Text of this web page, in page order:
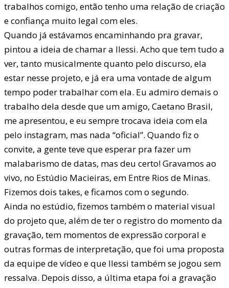
trabalhos comigo, então tenho uma relação de criação
e confiança muito legal com eles.
Quando já estávamos encaminhando pra gravar,
pintou a ideia de chamar a Ilessi. Acho que tem tudo a
ver, tanto musicalmente quanto pelo discurso, ela
estar nesse projeto, e já era uma vontade de algum
tempo poder trabalhar com ela. Eu admiro demais o
trabalho dela desde que um amigo, Caetano Brasil,
me apresentou, e eu sempre trocava ideia com ela
pelo instagram, mas nada “oficial”. Quando fiz o
convite, a gente teve que esperar pra fazer um
malabarismo de datas, mas deu certo! Gravamos ao
vivo, no Estúdio Macieiras, em Entre Rios de Minas.
Fizemos dois takes, e ficamos com o segundo.
Ainda no estúdio, fizemos também o material visual
do projeto que, além de ter o registro do momento da
gravação, tem momentos de expressão corporal e
outras formas de interpretação, que foi uma proposta
da equipe de vídeo e que Ilessi também se jogou sem
ressalva. Depois disso, a última etapa foi a gravação